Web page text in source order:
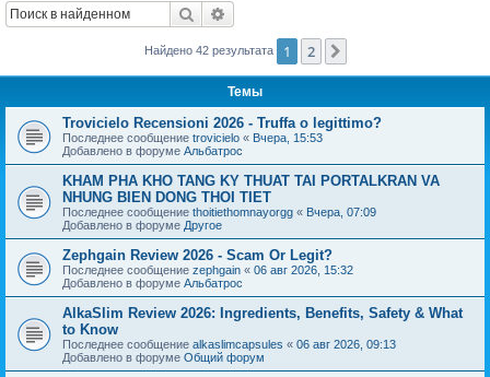
Поиск
Найдено 42 результата 1 2
Темы
Trovicielo Recensioni 2026 - Truffa o legittimo?
Последнее сообщение trovicielo « Вчера, 15:53
Добавлено в форуме Альбатрос
KHAM PHA KHO TANG KY THUAT TAI PORTALKRAN VA
NHUNG BIEN DONG THOI TIET
Последнее сообщение thoitiethomnayorgg « Вчера, 07:09
Добавлено в форуме Другое
Zephgain Review 2026 - Scam Or Legit?
Последнее сообщение zephgain « 06 авг 2026, 15:32
Добавлено в форуме Альбатрос
AlkaSlim Review 2026: Ingredients, Benefits, Safety & What
to Know
Последнее сообщение alkaslimcapsules « 06 авг 2026, 09:13
Добавлено в форуме Общий форум